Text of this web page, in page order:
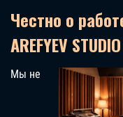
Честно о
AREFYEV STUDIO
Мы не